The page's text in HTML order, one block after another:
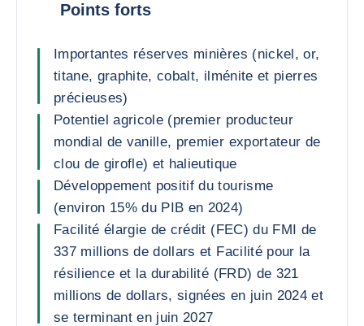
Points forts
Importantes réserves minières (nickel, or,
titane, graphite, cobalt, ilménite et pierres
précieuses)
Potentiel agricole (premier producteur
mondial de vanille, premier exportateur de
clou de girofle) et halieutique
Développement positif du tourisme
(environ 15% du PIB en 2024)
Facilité élargie de crédit (FEC) du FMI de
337 millions de dollars et Facilité pour la
résilience et la durabilité (FRD) de 321
millions de dollars, signées en juin 2024 et
se terminant en juin 2027